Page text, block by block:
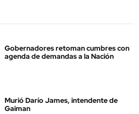
Gobernadores retoman cumbres con
agenda de demandas a la Nación
Murió Darío James, intendente de
Gaiman